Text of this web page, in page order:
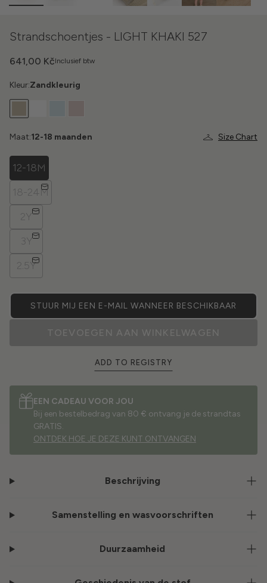
Strandschoentjes - LIGHT KHAKI 527
Inclusief btw
641,00 Kč
Kleur:Zandkleurig
Size Chart
Maat:12-18 maanden
12-18M
18-24M
2Y
3Y
2.5Y
STUUR MIJ EEN E-MAIL WANNEER BESCHIKBAAR
TOEVOEGEN AAN WINKELWAGEN
ADD TO REGISTRY
EEN CADEAU VOOR JOU
Bij een bestelbedrag van 80 € ontvang je de strandtas
GRATIS.
ONTDEK HOE JE DEZE KUNT ONTVANGEN
Beschrijving
Samenstelling en wasvoorschriften
Duurzaamheid